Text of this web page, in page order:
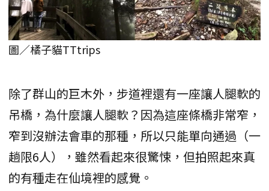
圖／橘子貓TTtrips
除了群山的巨木外，步道裡還有一座讓人腿軟的
吊橋，為什麼讓人腿軟？因為這座條橋非常窄，
窄到沒辦法會車的那種，所以只能單向通過（一
趟限6人），雖然看起來很驚悚，但拍照起來真
的有種走在仙境裡的感覺。